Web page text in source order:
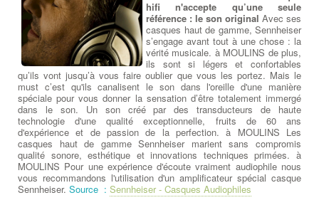
hifi n'accepte qu’une seule
référence : le son original Avec ses
casques haut de gamme, Sennheiser
s’engage avant tout à une chose : la
vérité musicale. à MOULINS de plus,
ils sont si légers et confortables
qu’ils vont jusqu’à vous faire oublier que vous les portez. Mais le
must c’est qu'ils canalisent le son dans l'oreille d'une manière
spéciale pour vous donner la sensation d’être totalement immergé
dans le son. Un son créé par des transducteurs de haute
technologie d'une qualité exceptionnelle, fruits de 60 ans
d'expérience et de passion de la perfection. à MOULINS Les
casques haut de gamme Sennheiser marient sans compromis
qualité sonore, esthétique et innovations techniques primées. à
MOULINS Pour une expérience d'écoute vraiment audiophile nous
vous recommandons l'utilisation d'un amplificateur spécial casque
Sennheiser. Source : Sennheiser - Casques Audiophiles